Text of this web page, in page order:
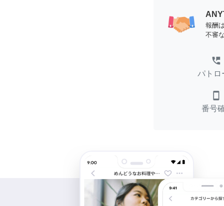
報酬
不審
perm_phone_msg
パトロ
smartphone
番号